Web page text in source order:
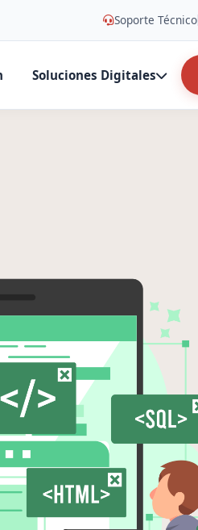
Soporte Técnico
Soluciones Digitales